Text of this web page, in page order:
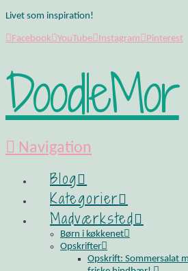
Livet som inspiration!
Facebook YouTube Instagram Pinterest
DoodleMor
Navigation
Blog
Kategorier
Madværksted
Børn i køkkenet
Opskrifter
Opskrift: Sommersalat